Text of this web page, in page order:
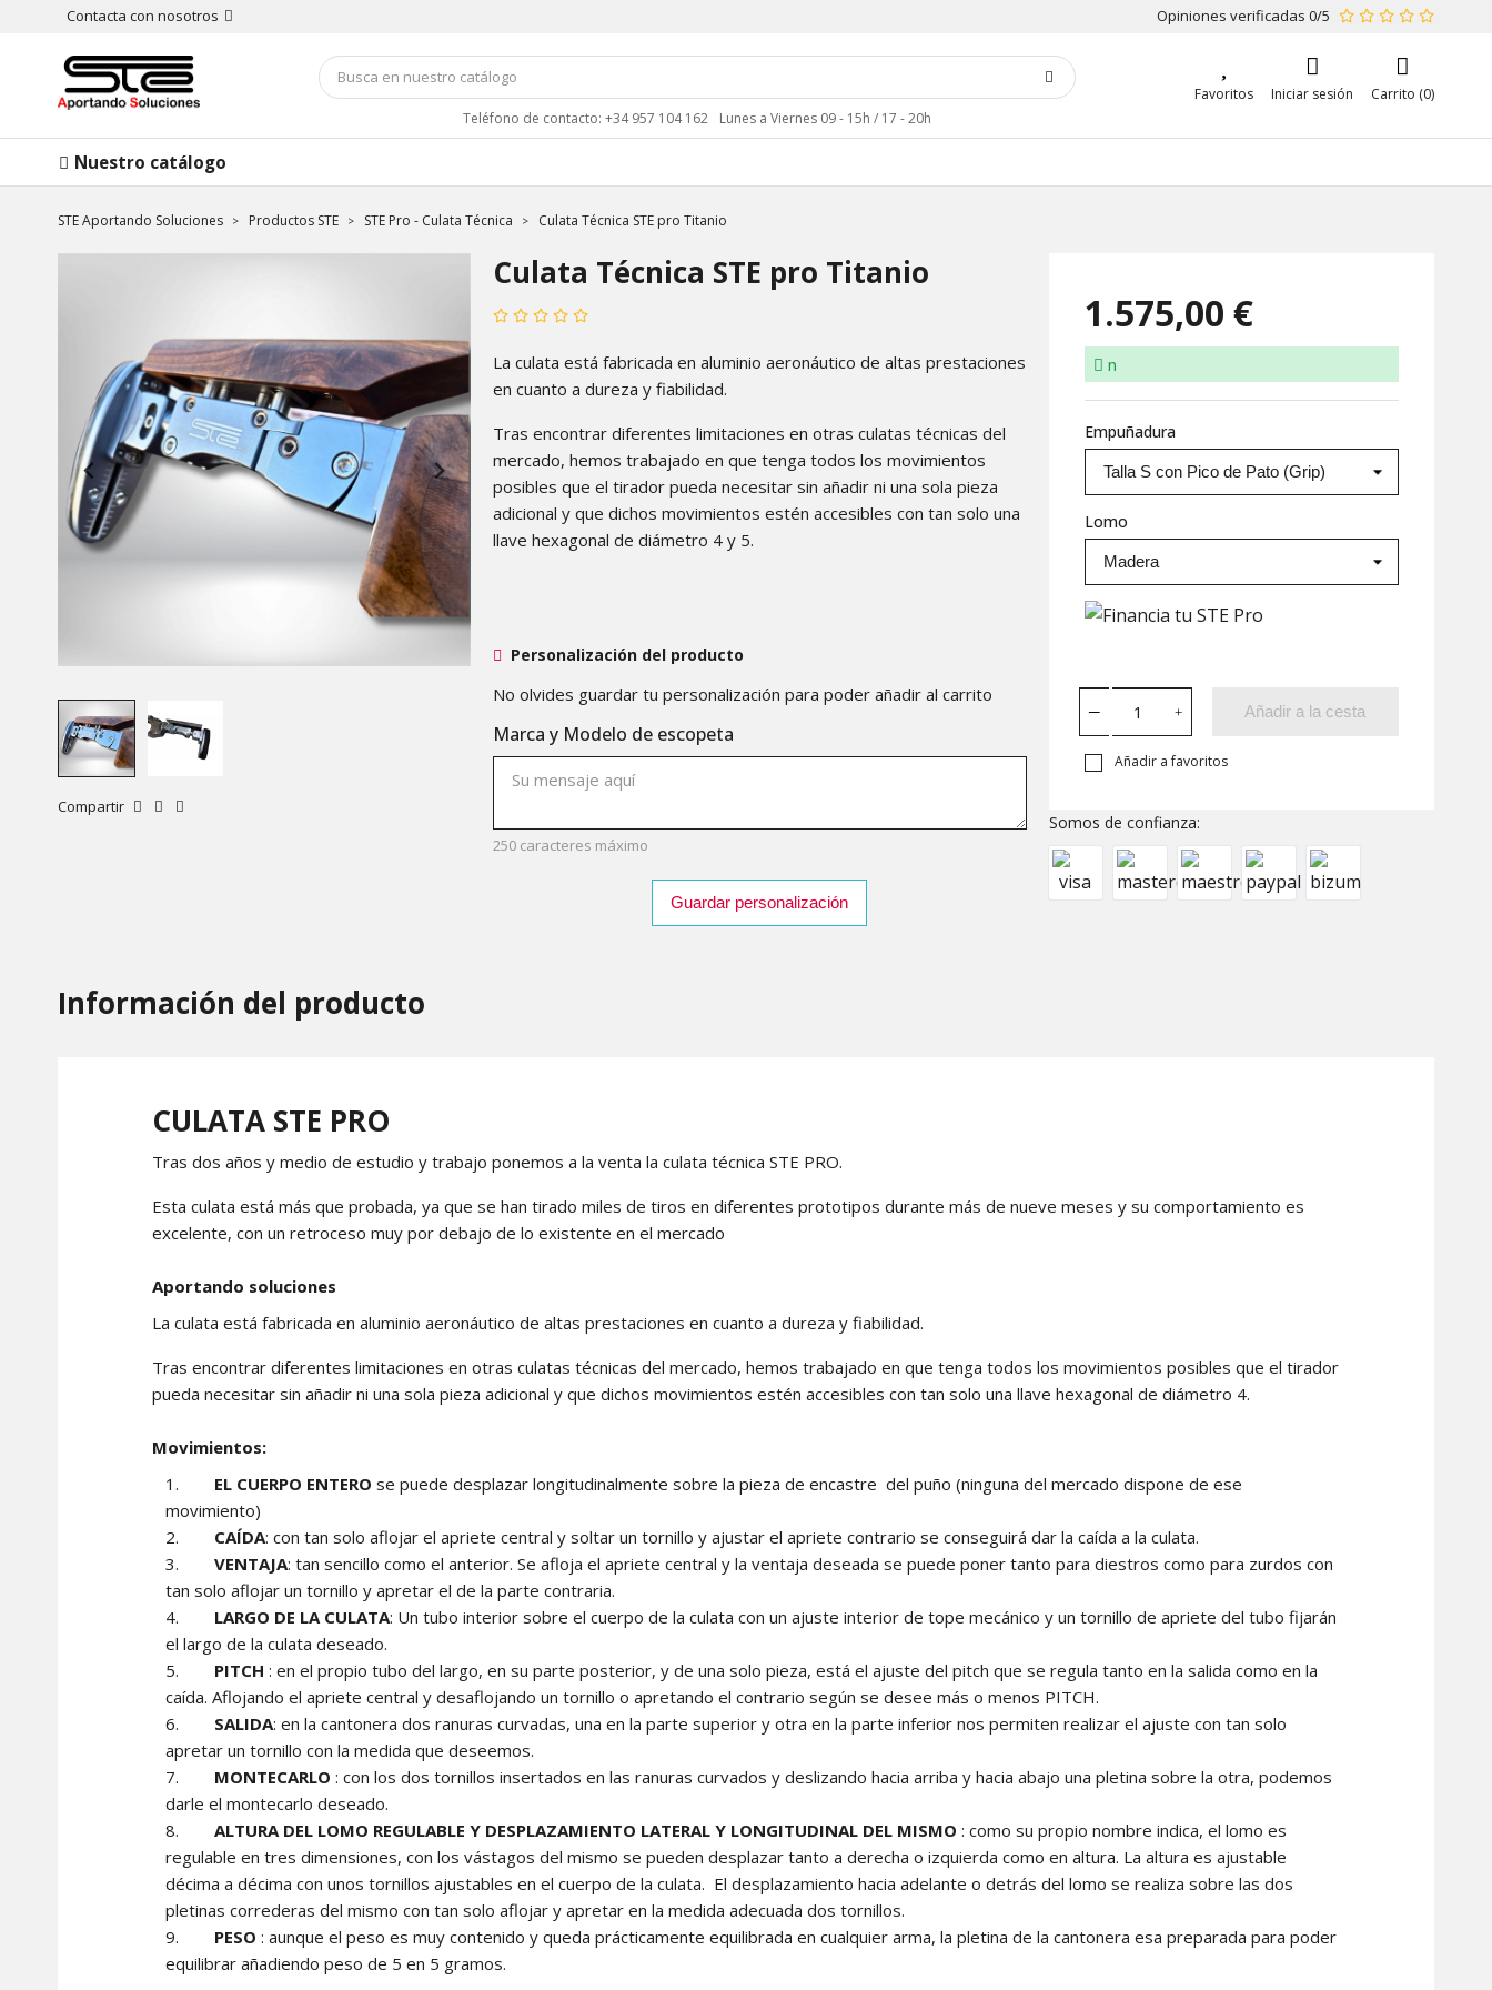
Contacta con nosotros Opiniones verificadas 0/5
Teléfono de contacto: +34 957 104 162 Lunes a Viernes 09 - 15h / 17 - 20h
Favoritos Iniciar sesión Carrito (0)
Nuestro catálogo
STE Aportando Soluciones Productos STE STE Pro - Culata Técnica Culata Técnica STE pro Titanio
Compartir
Culata Técnica STE pro Titanio
La culata está fabricada en aluminio aeronáutico de altas prestaciones
en cuanto a dureza y fiabilidad.
Tras encontrar diferentes limitaciones en otras culatas técnicas del
mercado, hemos trabajado en que tenga todos los movimientos
posibles que el tirador pueda necesitar sin añadir ni una sola pieza
adicional y que dichos movimientos estén accesibles con tan solo una
llave hexagonal de diámetro 4 y 5.
Personalización del producto
No olvides guardar tu personalización para poder añadir al carrito
Marca y Modelo de escopeta
250 caracteres máximo
Guardar personalización
1.575,00 €
n
Empuñadura
Lomo
Añadir a la cesta
Añadir a favoritos
Somos de confianza:
Información del producto
CULATA STE PRO
Tras dos años y medio de estudio y trabajo ponemos a la venta la culata técnica STE PRO.
Esta culata está más que probada, ya que se han tirado miles de tiros en diferentes prototipos durante más de nueve meses y su comportamiento es
excelente, con un retroceso muy por debajo de lo existente en el mercado
Aportando soluciones
La culata está fabricada en aluminio aeronáutico de altas prestaciones en cuanto a dureza y fiabilidad.
Tras encontrar diferentes limitaciones en otras culatas técnicas del mercado, hemos trabajado en que tenga todos los movimientos posibles que el tirador
pueda necesitar sin añadir ni una sola pieza adicional y que dichos movimientos estén accesibles con tan solo una llave hexagonal de diámetro 4.
Movimientos:
EL CUERPO ENTERO se puede desplazar longitudinalmente sobre la pieza de encastre del puño (ninguna del mercado dispone de ese
movimiento)
CAÍDA: con tan solo aflojar el apriete central y soltar un tornillo y ajustar el apriete contrario se conseguirá dar la caída a la culata.
VENTAJA: tan sencillo como el anterior. Se afloja el apriete central y la ventaja deseada se puede poner tanto para diestros como para zurdos con
tan solo aflojar un tornillo y apretar el de la parte contraria.
LARGO DE LA CULATA: Un tubo interior sobre el cuerpo de la culata con un ajuste interior de tope mecánico y un tornillo de apriete del tubo fijarán
el largo de la culata deseado.
PITCH : en el propio tubo del largo, en su parte posterior, y de una solo pieza, está el ajuste del pitch que se regula tanto en la salida como en la
caída. Aflojando el apriete central y desaflojando un tornillo o apretando el contrario según se desee más o menos PITCH.
SALIDA: en la cantonera dos ranuras curvadas, una en la parte superior y otra en la parte inferior nos permiten realizar el ajuste con tan solo
apretar un tornillo con la medida que deseemos.
MONTECARLO : con los dos tornillos insertados en las ranuras curvados y deslizando hacia arriba y hacia abajo una pletina sobre la otra, podemos
darle el montecarlo deseado.
ALTURA DEL LOMO REGULABLE Y DESPLAZAMIENTO LATERAL Y LONGITUDINAL DEL MISMO : como su propio nombre indica, el lomo es
regulable en tres dimensiones, con los vástagos del mismo se pueden desplazar tanto a derecha o izquierda como en altura. La altura es ajustable
décima a décima con unos tornillos ajustables en el cuerpo de la culata. El desplazamiento hacia adelante o detrás del lomo se realiza sobre las dos
pletinas correderas del mismo con tan solo aflojar y apretar en la medida adecuada dos tornillos.
PESO : aunque el peso es muy contenido y queda prácticamente equilibrada en cualquier arma, la pletina de la cantonera esa preparada para poder
equilibrar añadiendo peso de 5 en 5 gramos.